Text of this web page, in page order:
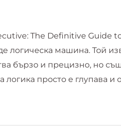
The Definitive Guide
логическа машина. Той
бързо и прецизно, но
логика просто е глупава и